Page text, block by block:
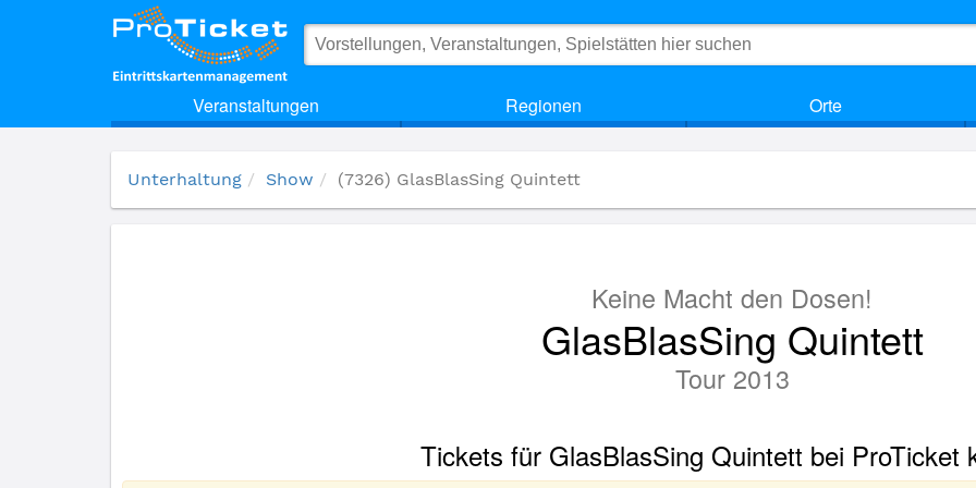
Veranstaltungen Regionen Orte
(7326) GlasBlasSing Quintett
Unterhaltung Show (7326) GlasBlasSing Quintett
Keine Macht den Dosen!
GlasBlasSing Quintett
Tour 2013
Tickets für GlasBlasSing Quintett bei ProTicket